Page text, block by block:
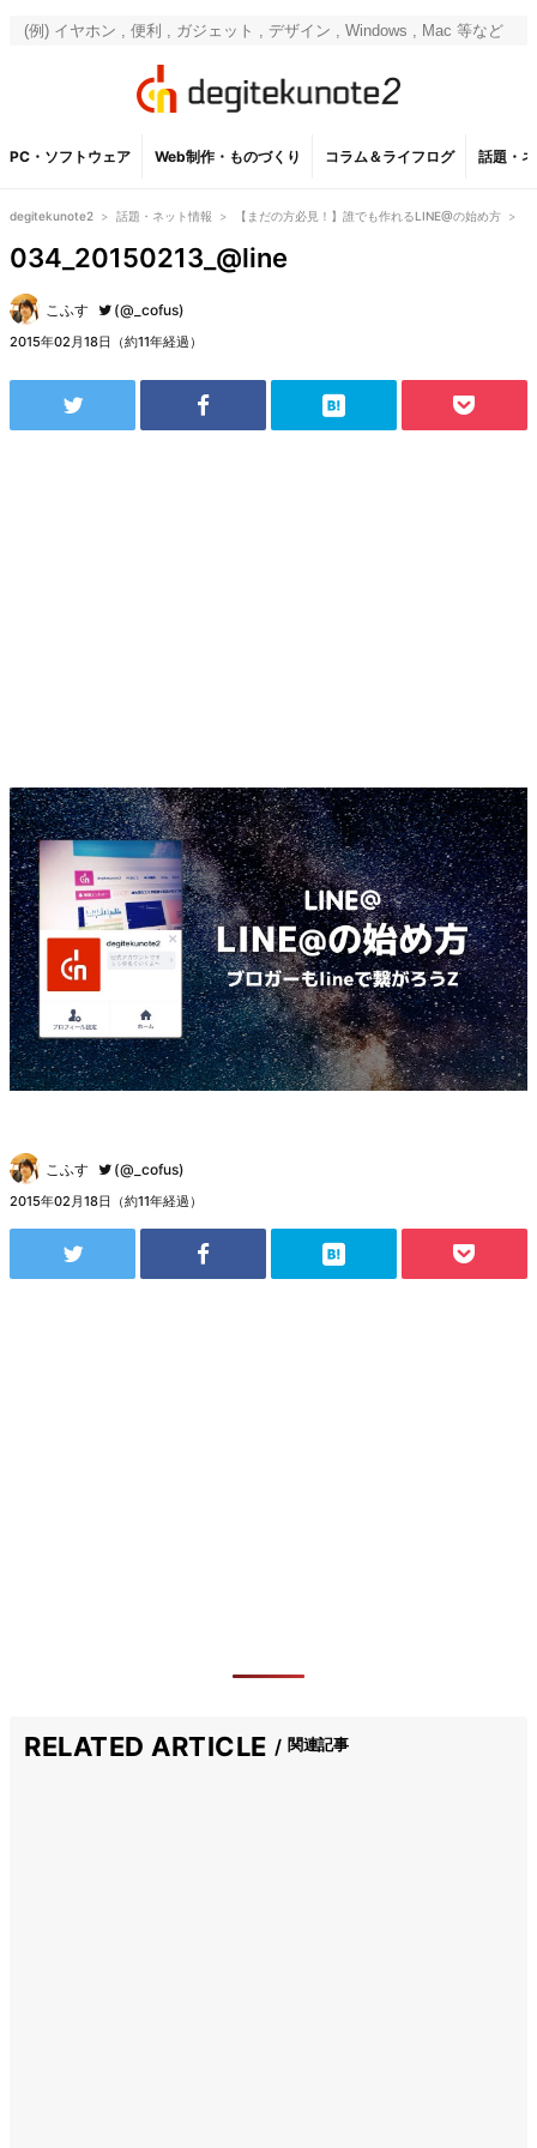
PC・ソフトウェア Web制作・ものづくり コラム＆ライフログ 話題・
degitekunote2 > 話題・ネット情報 > 【まだの方必見！】誰でも作れるLINE@の始め方 >
034_20150213_@line
こふす (@_cofus)
2015年02月18日（約11年経過）
こふす (@_cofus)
2015年02月18日（約11年経過）
RELATED ARTICLE 関連記事